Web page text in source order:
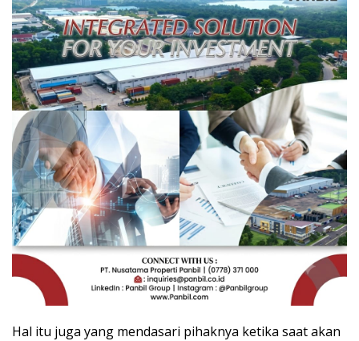
Hal itu juga yang mendasari pihaknya ketika saat akan